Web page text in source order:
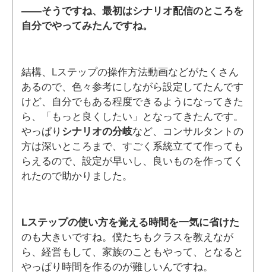
——そうですね、最初はシナリオ配信のところを
自分でやってみたんですね。
結構、Lステップの操作方法動画などがたくさん
あるので、色々参考にしながら設定してたんです
けど、自分でもある程度できるようになってきた
ら、「もっと良くしたい」となってきたんです。
やっぱり シナリオの分岐など、コンサルタントの
方は深いところまで、すごく系統立てて作っても
らえるので、設定が早いし、良いものを作ってく
れたので助かりました。
Lステップの使い方を覚える時間を一気に省けた
のも大きいですね。僕たちもクラスを教えなが
ら、経営もして、家族のこともやって、となると
やっぱり時間を作るのが難しいんですね。